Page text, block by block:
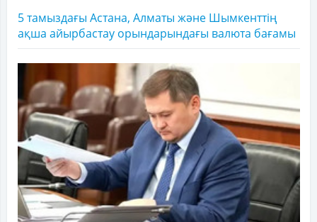
5 тамыздағы Астана, Алматы және Шымкенттің
ақша айырбастау орындарындағы валюта бағамы